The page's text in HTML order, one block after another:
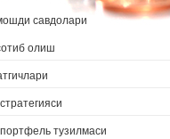
савдолари
олиш
тузилмаси